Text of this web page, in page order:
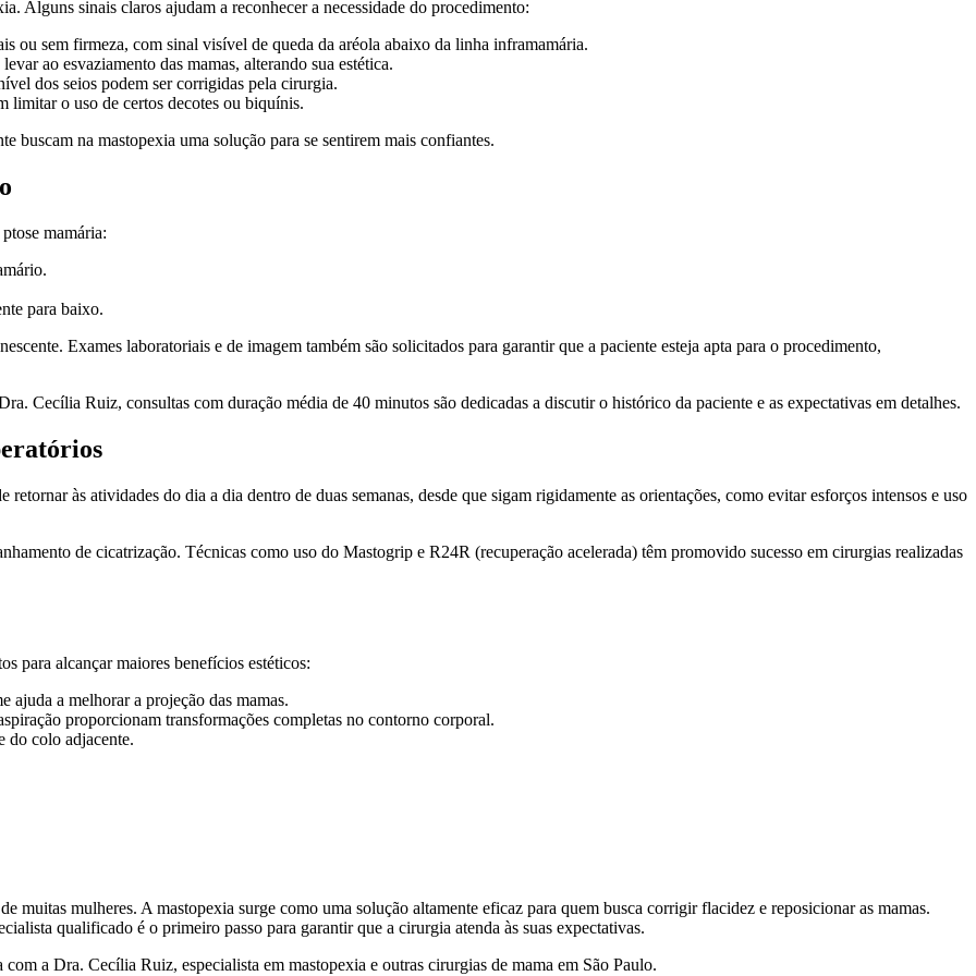
Alguns sinais claros ajudam a reconhecer a necessidade do procedimento:
ou sem firmeza, com sinal visível de queda da aréola abaixo da linha inframamária.
ao esvaziamento das mamas, alterando sua estética.
dos seios podem ser corrigidas pela cirurgia.
limitar o uso de certos decotes ou biquínis.
buscam na mastopexia uma solução para se sentirem mais confiantes.
mamária:
para baixo.
Exames laboratoriais e de imagem também são solicitados para garantir que a paciente esteja apta para o procedimento,
Cecília Ruiz, consultas com duração média de 40 minutos são dedicadas a discutir o histórico da paciente e as expectativas em detalhes.
às atividades do dia a dia dentro de duas semanas, desde que sigam rigidamente as orientações, como evitar esforços intensos e uso
de cicatrização. Técnicas como uso do Mastogrip e R24R (recuperação acelerada) têm promovido sucesso em cirurgias realizadas
para alcançar maiores benefícios estéticos:
a melhorar a projeção das mamas.
proporcionam transformações completas no contorno corporal.
do colo adjacente.
muitas mulheres. A mastopexia surge como uma solução altamente eficaz para quem busca corrigir flacidez e reposicionar as mamas.
qualificado é o primeiro passo para garantir que a cirurgia atenda às suas expectativas.
a Dra. Cecília Ruiz, especialista em mastopexia e outras cirurgias de mama em São Paulo.